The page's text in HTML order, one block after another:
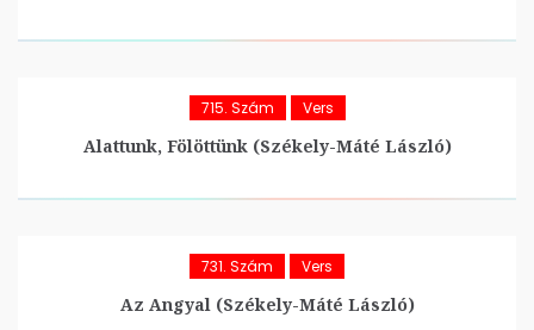
715. Szám Vers
Alattunk, Fölöttünk (Székely-Máté László)
731. Szám Vers
Az Angyal (Székely-Máté László)